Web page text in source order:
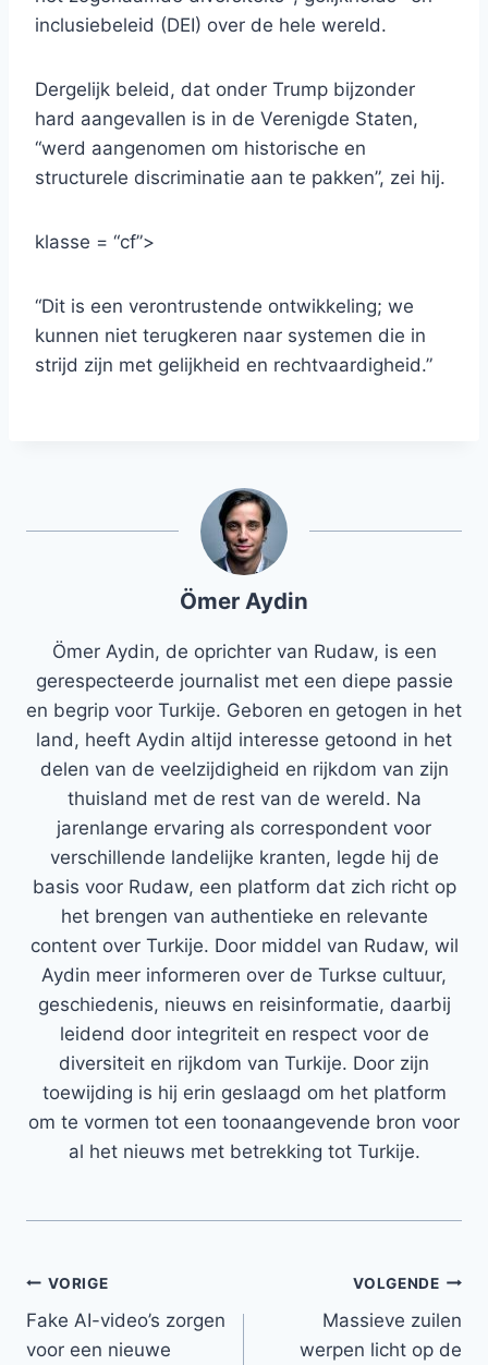
inclusiebeleid (DEI) over de hele wereld.
Dergelijk beleid, dat onder Trump bijzonder
hard aangevallen is in de Verenigde Staten,
“werd aangenomen om historische en
structurele discriminatie aan te pakken”, zei hij.
klasse = “cf”>
“Dit is een verontrustende ontwikkeling; we
kunnen niet terugkeren naar systemen die in
strijd zijn met gelijkheid en rechtvaardigheid.”
Ömer Aydin
Ömer Aydin, de oprichter van Rudaw, is een
gerespecteerde journalist met een diepe passie
en begrip voor Turkije. Geboren en getogen in het
land, heeft Aydin altijd interesse getoond in het
delen van de veelzijdigheid en rijkdom van zijn
thuisland met de rest van de wereld. Na
jarenlange ervaring als correspondent voor
verschillende landelijke kranten, legde hij de
basis voor Rudaw, een platform dat zich richt op
het brengen van authentieke en relevante
content over Turkije. Door middel van Rudaw, wil
Aydin meer informeren over de Turkse cultuur,
geschiedenis, nieuws en reisinformatie, daarbij
leidend door integriteit en respect voor de
diversiteit en rijkdom van Turkije. Door zijn
toewijding is hij erin geslaagd om het platform
om te vormen tot een toonaangevende bron voor
al het nieuws met betrekking tot Turkije.
Bericht
navigatie
VORIGE
Fake AI-video’s zorgen
voor een nieuwe
VOLGENDE
Massieve zuilen
werpen licht op de